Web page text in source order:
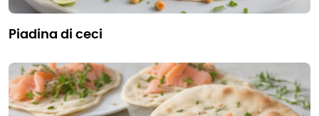
piadina di ceci